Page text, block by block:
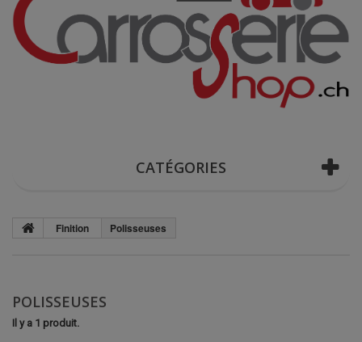
CATÉGORIES
Finition Polisseuses
POLISSEUSES
Il y a 1 produit.